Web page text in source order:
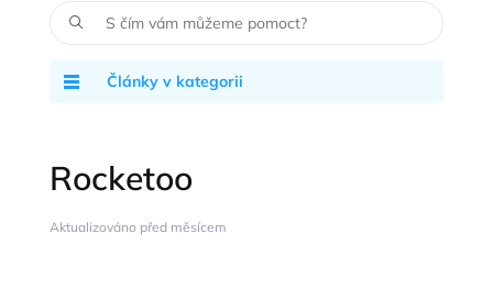
Články v kategorii
Rocketoo
Aktualizováno před měsícem